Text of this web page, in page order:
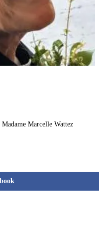
Marcelle Wattez